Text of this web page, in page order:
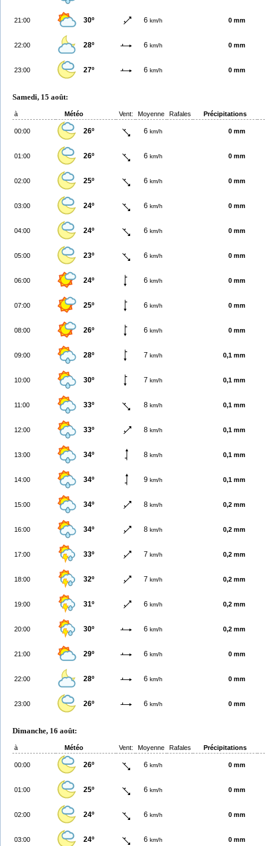
21:00 30º 6 km/h 0 mm
22:00 28º 6 km/h 0 mm
23:00 27º 6 km/h 0 mm
Samedi, 15 août:
à Météo Vent: Moyenne Rafales Précipitations
00:00 26º 6 km/h 0 mm
01:00 26º 6 km/h 0 mm
02:00 25º 6 km/h 0 mm
03:00 24º 6 km/h 0 mm
04:00 24º 6 km/h 0 mm
05:00 23º 6 km/h 0 mm
06:00 24º 6 km/h 0 mm
07:00 25º 6 km/h 0 mm
08:00 26º 6 km/h 0 mm
09:00 28º 7 km/h 0,1 mm
10:00 30º 7 km/h 0,1 mm
11:00 33º 8 km/h 0,1 mm
12:00 33º 8 km/h 0,1 mm
13:00 34º 8 km/h 0,1 mm
14:00 34º 9 km/h 0,1 mm
15:00 34º 8 km/h 0,2 mm
16:00 34º 8 km/h 0,2 mm
17:00 33º 7 km/h 0,2 mm
18:00 32º 7 km/h 0,2 mm
19:00 31º 6 km/h 0,2 mm
20:00 30º 6 km/h 0,2 mm
21:00 29º 6 km/h 0 mm
22:00 28º 6 km/h 0 mm
23:00 26º 6 km/h 0 mm
Dimanche, 16 août:
à Météo Vent: Moyenne Rafales Précipitations
00:00 26º 6 km/h 0 mm
01:00 25º 6 km/h 0 mm
02:00 24º 6 km/h 0 mm
03:00 24º 6 km/h 0 mm